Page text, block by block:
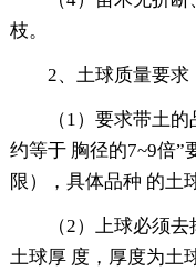
枝。
2、土球质量要求
（1）要求带土
约等于 胸径的7~9倍”
限），具体品种 的土
（2）上球必须
土球厚 度，厚度为土